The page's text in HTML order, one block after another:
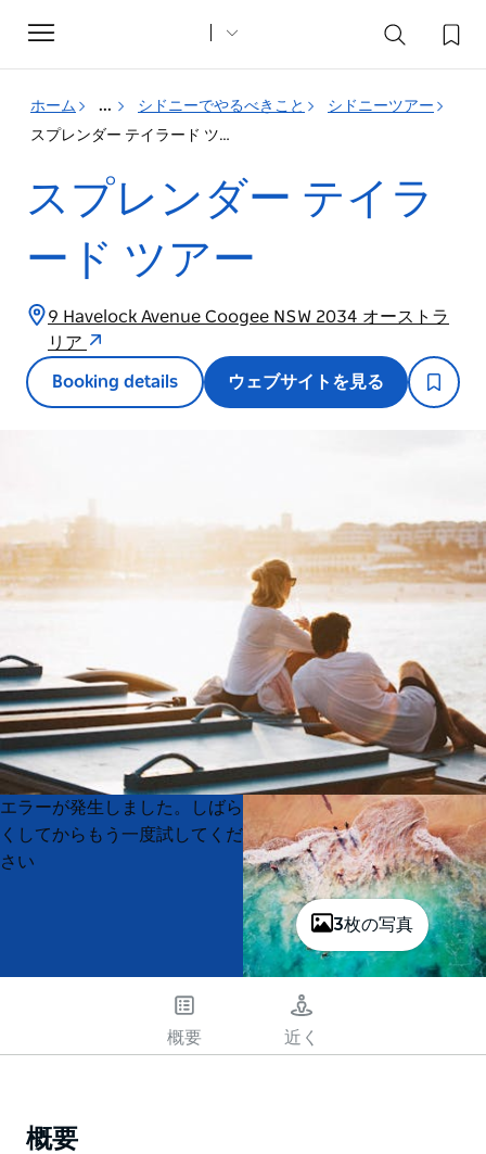
Toggle
navigation
ホーム ... シドニーでやるべきこと
シドニーツアー
スプレンダー テイラード ツアー
スプレンダー テイラ
ード ツアー
9 Havelock Avenue Coogee NSW 2034 オーストラ
リア
Booking details ウェブサイトを見る
3枚の写真
Product
List
Product
List
エラーが発生しました。しばら
くしてからもう一度試してくだ
さい
概要 近く
概要